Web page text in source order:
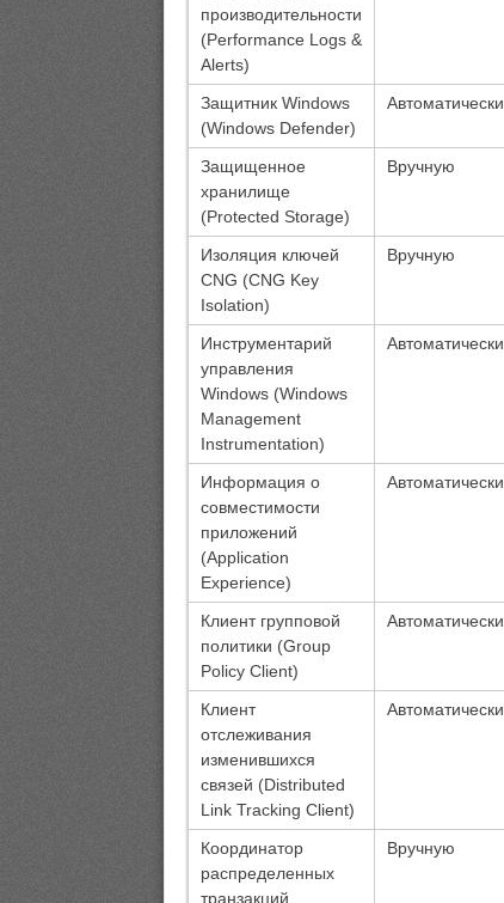
производительности
(Performance Logs &
Alerts)
Защитник Windows
(Windows Defender)
Автоматически
Защищенное
хранилище
(Protected Storage)
Вручную
Изоляция ключей
CNG (CNG Key
Isolation)
Вручную
Инструментарий
управления
Windows (Windows
Management
Instrumentation)
Автоматически
Информация о
совместимости
приложений
(Application
Experience)
Автоматически
Клиент групповой
политики (Group
Policy Client)
Автоматически
Клиент
отслеживания
изменившихся
связей (Distributed
Link Tracking Client)
Автоматически
Координатор
распределенных
транзакций
Вручную